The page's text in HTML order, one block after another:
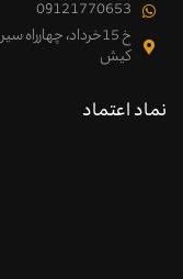
09121770653
خ 15خرداد،
کیش
نماد اعتماد